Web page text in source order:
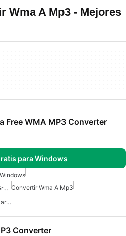
Wma A Mp3 - Mejores
Free WMA MP3 Converter
para Windows
Convertidor De Formato De Audio Gratuito Para Windows Convertir Wma A Mp3
Convertidor De Formato De Audio Para Windows
Converter